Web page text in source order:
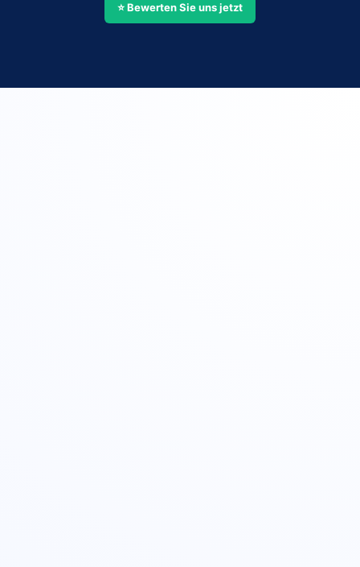
⭐ Bewerten Sie uns jetzt